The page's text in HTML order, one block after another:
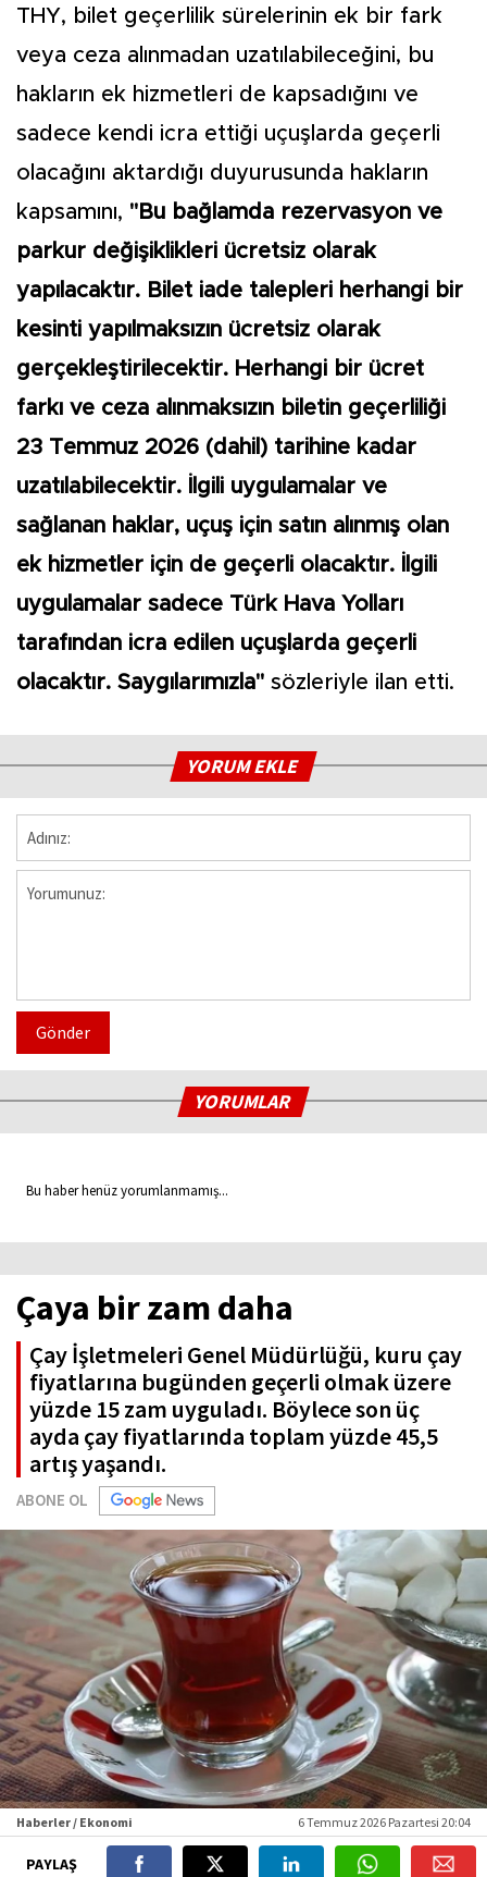
THY, bilet geçerlilik sürelerinin ek bir fark
veya ceza alınmadan uzatılabileceğini, bu
hakların ek hizmetleri de kapsadığını ve
sadece kendi icra ettiği uçuşlarda geçerli
olacağını aktardığı duyurusunda hakların
kapsamını, "Bu bağlamda rezervasyon ve
parkur değişiklikleri ücretsiz olarak
yapılacaktır. Bilet iade talepleri herhangi bir
kesinti yapılmaksızın ücretsiz olarak
gerçekleştirilecektir. Herhangi bir ücret
farkı ve ceza alınmaksızın biletin geçerliliği
23 Temmuz 2026 (dahil) tarihine kadar
uzatılabilecektir. İlgili uygulamalar ve
sağlanan haklar, uçuş için satın alınmış olan
ek hizmetler için de geçerli olacaktır. İlgili
uygulamalar sadece Türk Hava Yolları
tarafından icra edilen uçuşlarda geçerli
olacaktır. Saygılarımızla" sözleriyle ilan etti.
YORUM EKLE
Gönder
YORUMLAR
Bu haber henüz yorumlanmamış...
Çaya bir zam daha
Çay İşletmeleri Genel Müdürlüğü, kuru çay
fiyatlarına bugünden geçerli olmak üzere
yüzde 15 zam uyguladı. Böylece son üç
ayda çay fiyatlarında toplam yüzde 45,5
artış yaşandı.
ABONE OL
Haberler / Ekonomi 6 Temmuz 2026 Pazartesi 20:04
PAYLAŞ